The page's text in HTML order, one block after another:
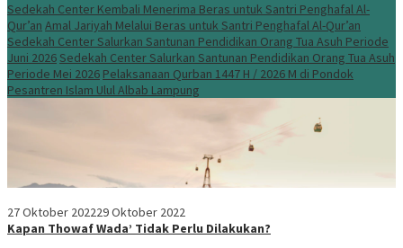
Sedekah Center Kembali Menerima Beras untuk Santri Penghafal Al-
Qur’an Amal Jariyah Melalui Beras untuk Santri Penghafal Al-Qur’an
Sedekah Center Salurkan Santunan Pendidikan Orang Tua Asuh Periode
Juni 2026Sedekah Center Salurkan Santunan Pendidikan Orang Tua Asuh
Periode Mei 2026 Pelaksanaan Qurban 1447 H / 2026 M di Pondok
Pesantren Islam Ulul Albab Lampung
27 Oktober 202229 Oktober 2022
Kapan Thowaf Wada’ Tidak Perlu Dilakukan?